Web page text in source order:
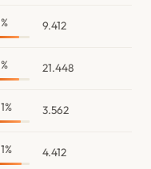
9.412
21.448
3.562
4.412